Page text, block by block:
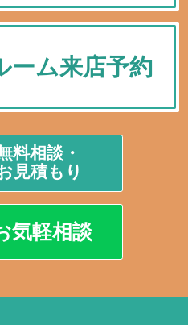
ーム来店予約
料相談・
見積もり
気軽相談